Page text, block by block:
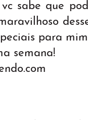
sabe que
para
semana!